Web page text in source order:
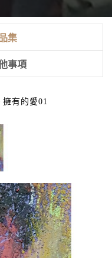
集
事項
擁有的愛01